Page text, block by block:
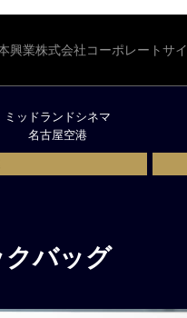
興業株式会社コーポレートサ
ミッドランドシネマ
名古屋空港
クバッグ